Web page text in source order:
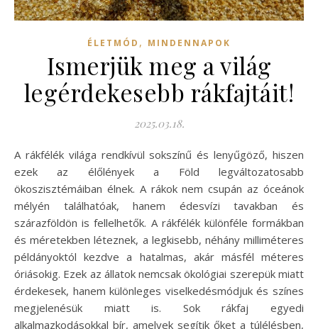
ÉLETMÓD , MINDENNAPOK
Ismerjük meg a világ
legérdekesebb rákfajtáit!
2025.03.18.
A rákfélék világa rendkívül sokszínű és lenyűgöző, hiszen
ezek az élőlények a Föld legváltozatosabb
ökoszisztémáiban élnek. A rákok nem csupán az óceánok
mélyén találhatóak, hanem édesvízi tavakban és
szárazföldön is fellelhetők. A rákfélék különféle formákban
és méretekben léteznek, a legkisebb, néhány milliméteres
példányoktól kezdve a hatalmas, akár másfél méteres
óriásokig. Ezek az állatok nemcsak ökológiai szerepük miatt
érdekesek, hanem különleges viselkedésmódjuk és színes
megjelenésük miatt is. Sok rákfaj egyedi
alkalmazkodásokkal bír, amelyek segítik őket a túlélésben,